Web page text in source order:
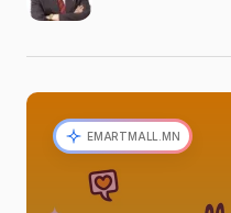
EMARTMALL.MN